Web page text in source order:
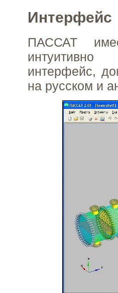
Интерфейс
ПАССАТ
интерфейс,
на русском и